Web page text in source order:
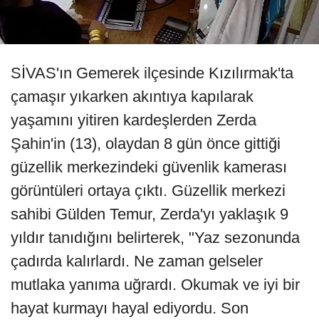
SİVAS'ın Gemerek ilçesinde Kızılırmak'ta
çamaşır yıkarken akıntıya kapılarak
yaşamını yitiren kardeşlerden Zerda
Şahin'in (13), olaydan 8 gün önce gittiği
güzellik merkezindeki güvenlik kamerası
görüntüleri ortaya çıktı. Güzellik merkezi
sahibi Gülden Temur, Zerda'yı yaklaşık 9
yıldır tanıdığını belirterek, "Yaz sezonunda
çadırda kalırlardı. Ne zaman gelseler
mutlaka yanıma uğrardı. Okumak ve iyi bir
hayat kurmayı hayal ediyordu. Son